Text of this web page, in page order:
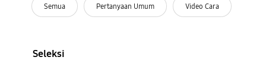
Semua Pertanyaan Umum Video Cara
Seleksi